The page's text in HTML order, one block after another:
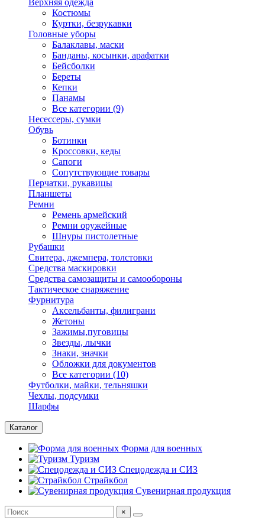
Верхняя одежда
Костюмы
Куртки, безрукавки
Головные уборы
Балаклавы, маски
Банданы, косынки, арафатки
Бейсболки
Береты
Кепки
Панамы
Все категории (9)
Несессеры, сумки
Обувь
Ботинки
Кроссовки, кеды
Сапоги
Сопутствующие товары
Перчатки, рукавицы
Планшеты
Ремни
Ремень армейский
Ремни оружейные
Шнуры пистолетные
Рубашки
Свитера, джемпера, толстовки
Средства маскировки
Средства самозащиты и самообороны
Тактическое снаряжение
Фурнитура
Аксельбанты, филиграни
Жетоны
Зажимы,пуговицы
Звезды, лычки
Знаки, значки
Обложки для документов
Все категории (10)
Футболки, майки, тельняшки
Чехлы, подсумки
Шарфы
Каталог
Форма для военных
Туризм
Спецодежда и СИЗ
Страйкбол
Сувенирная продукция
×